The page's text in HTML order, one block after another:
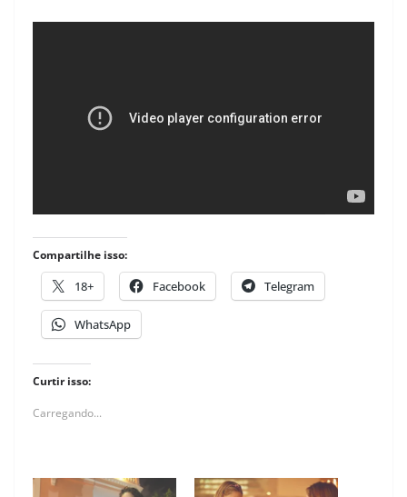
Compartilhe isso:
18+ Facebook Telegram
WhatsApp
Curtir isso:
Carregando...